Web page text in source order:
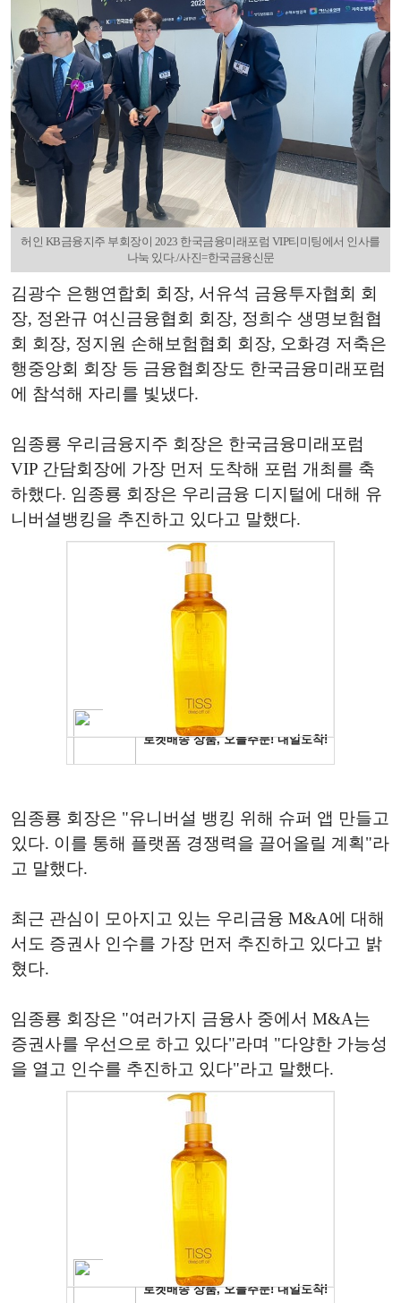
허인 KB금융지주 부회장이 2023 한국금융미래포럼 VIP티미팅에서 인사를
나눅 있다./사진=한국금융신문
김광수 은행연합회 회장, 서유석 금융투자협회 회
장, 정완규 여신금융협회 회장, 정희수 생명보험협
회 회장, 정지원 손해보험협회 회장, 오화경 저축은
행중앙회 회장 등 금융협회장도 한국금융미래포럼
에 참석해 자리를 빛냈다.
임종룡 우리금융지주 회장은 한국금융미래포럼
VIP 간담회장에 가장 먼저 도착해 포럼 개최를 축
하했다. 임종룡 회장은 우리금융 디지털에 대해 유
니버셜뱅킹을 추진하고 있다고 말했다.
임종룡 회장은 "유니버설 뱅킹 위해 슈퍼 앱 만들고
있다. 이를 통해 플랫폼 경쟁력을 끌어올릴 계획"라
고 말했다.
최근 관심이 모아지고 있는 우리금융 M&A에 대해
서도 증권사 인수를 가장 먼저 추진하고 있다고 밝
혔다.
임종룡 회장은 "여러가지 금융사 중에서 M&A는
증권사를 우선으로 하고 있다"라며 "다양한 가능성
을 열고 인수를 추진하고 있다"라고 말했다.